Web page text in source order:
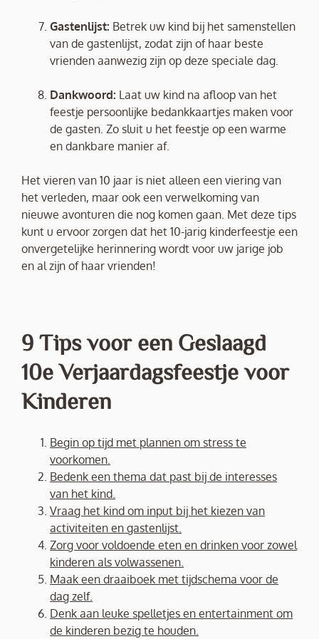
Gastenlijst: Betrek uw kind bij het samenstellen
van de gastenlijst, zodat zijn of haar beste
vrienden aanwezig zijn op deze speciale dag.
Dankwoord: Laat uw kind na afloop van het
feestje persoonlijke bedankkaartjes maken voor
de gasten. Zo sluit u het feestje op een warme
en dankbare manier af.
Het vieren van 10 jaar is niet alleen een viering van
het verleden, maar ook een verwelkoming van
nieuwe avonturen die nog komen gaan. Met deze tips
kunt u ervoor zorgen dat het 10-jarig kinderfeestje een
onvergetelijke herinnering wordt voor uw jarige job
en al zijn of haar vrienden!
9 Tips voor een Geslaagd
10e Verjaardagsfeestje voor
Kinderen
Begin op tijd met plannen om stress te
voorkomen.
Bedenk een thema dat past bij de interesses
van het kind.
Vraag het kind om input bij het kiezen van
activiteiten en gastenlijst.
Zorg voor voldoende eten en drinken voor zowel
kinderen als volwassenen.
Maak een draaiboek met tijdschema voor de
dag zelf.
Denk aan leuke spelletjes en entertainment om
de kinderen bezig te houden.